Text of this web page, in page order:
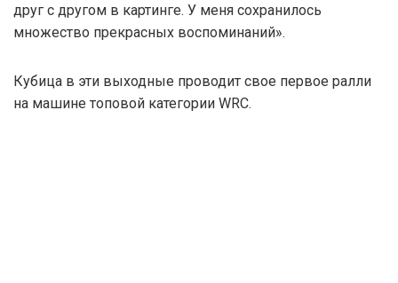
друг с другом в картинге. У меня сохранилось
множество прекрасных воспоминаний».
Кубица в эти выходные проводит свое первое ралли
на машине топовой категории WRC.